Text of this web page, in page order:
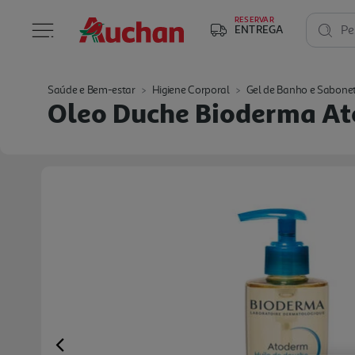
RESERVAR
ENTREGA
Saúde e Bem-estar Higiene Corporal Gel de Banho e
Oleo Duche Bioderma